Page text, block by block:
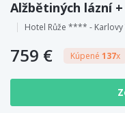
Alžbětiných lázní
Hotel Růže **** - Karlovy
759 € Kúpené 137x